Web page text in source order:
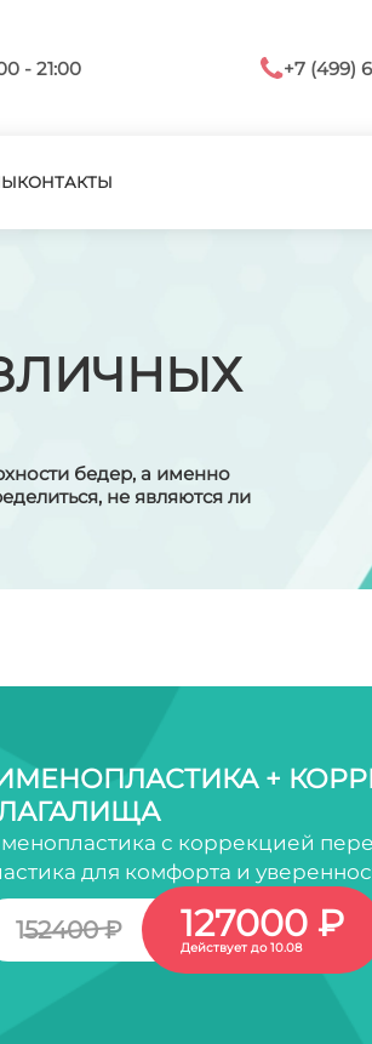
- 21:00 +7 (499)
КОНТАКТЫ
бедер, а именно
не являются ли
+
с коррекцией
для комфорта и
152400 ₽ 127000 ₽
Действует до 10.08